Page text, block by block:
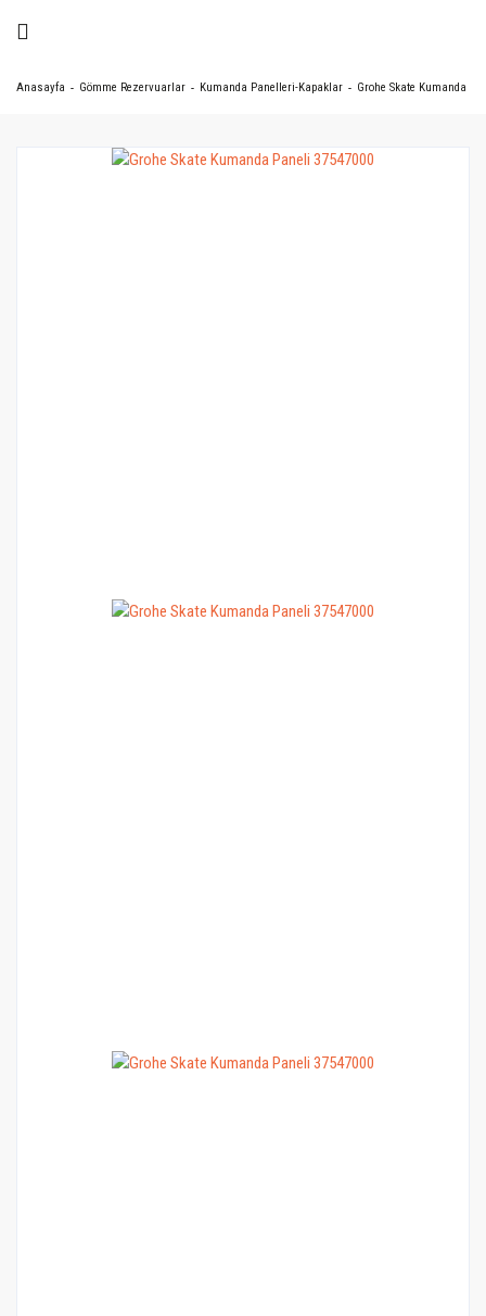
Anasayfa Gömme Rezervuarlar Kumanda Panelleri-Kapaklar Grohe Skate Kumanda